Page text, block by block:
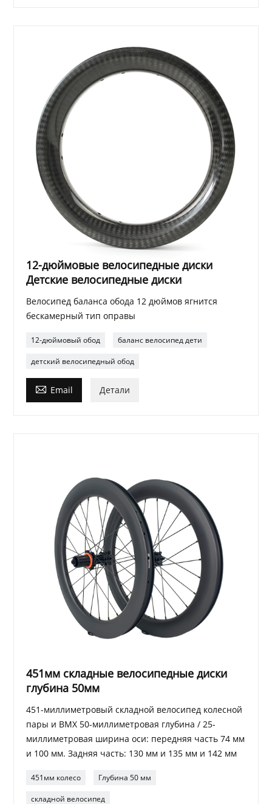
12-дюймовые велосипедные диски
Детские велосипедные диски
Велосипед баланса обода 12 дюймов ягнится
бескамерный тип оправы
12-дюймовый обод баланс велосипед дети
детский велосипедный обод
 Email Детали
451мм складные велосипедные диски
глубина 50мм
451-миллиметровый складной велосипед колесной
пары и BMX 50-миллиметровая глубина / 25-
миллиметровая ширина оси: передняя часть 74 мм
и 100 мм. Задняя часть: 130 мм и 135 мм и 142 мм
451мм колесо Глубина 50 мм
складной велосипед